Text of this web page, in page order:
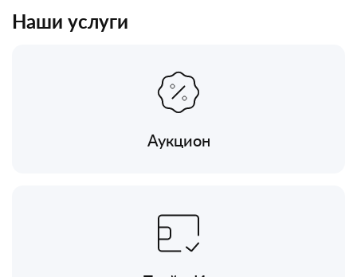
Наши услуги
Аукцион